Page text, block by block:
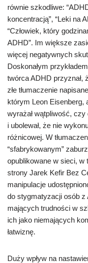
równie szkodliwe:
koncentracją”, “Leki na
“Człowiek, który
ADHD”. Im większe
więcej negatywnych
Doskonałym
twórca ADHD przyznał,
złe tłumaczenie
którym Leon Eisenberg,
wyrażał wątpliwość,
i ubolewał, że nie
różnicowej. W
“sfabrykowanym”
opublikowane w sieci, w
strony Jarek Kefir Bez
manipulacje
do stygmatyzacji osób
mających trudności w
ich jako niemających
łatwiznę.
Duży wpływ na